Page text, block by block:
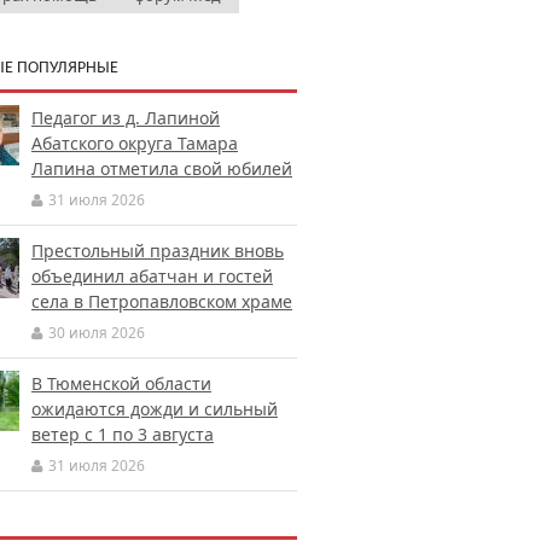
ПОПУЛЯРНЫЕ
Педагог из д. Лапиной
Абатского округа Тамара
Лапина отметила свой юбилей
31 июля 2026
Престольный праздник вновь
объединил абатчан и гостей
села в Петропавловском храме
30 июля 2026
В Тюменской области
ожидаются дожди и сильный
ветер с 1 по 3 августа
31 июля 2026